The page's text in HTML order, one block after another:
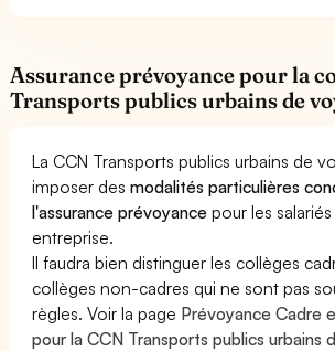
Assurance prévoyance pour la
Transports publics urbains de
La CCN Transports publics urbains de
imposer desmodalités particulières
l'assurance prévoyance pour les
entreprise.
Il faudra bien distinguer les collèges
collèges non-cadres qui ne sont pas
règles. Voir la page Prévoyance Cadre
pour la CCN Transports publics urbains